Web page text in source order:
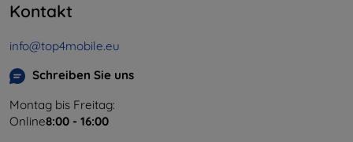
Kontakt
info@top4mobile.eu
Schreiben Sie uns
Montag bis Freitag:
Online8:00 - 16:00